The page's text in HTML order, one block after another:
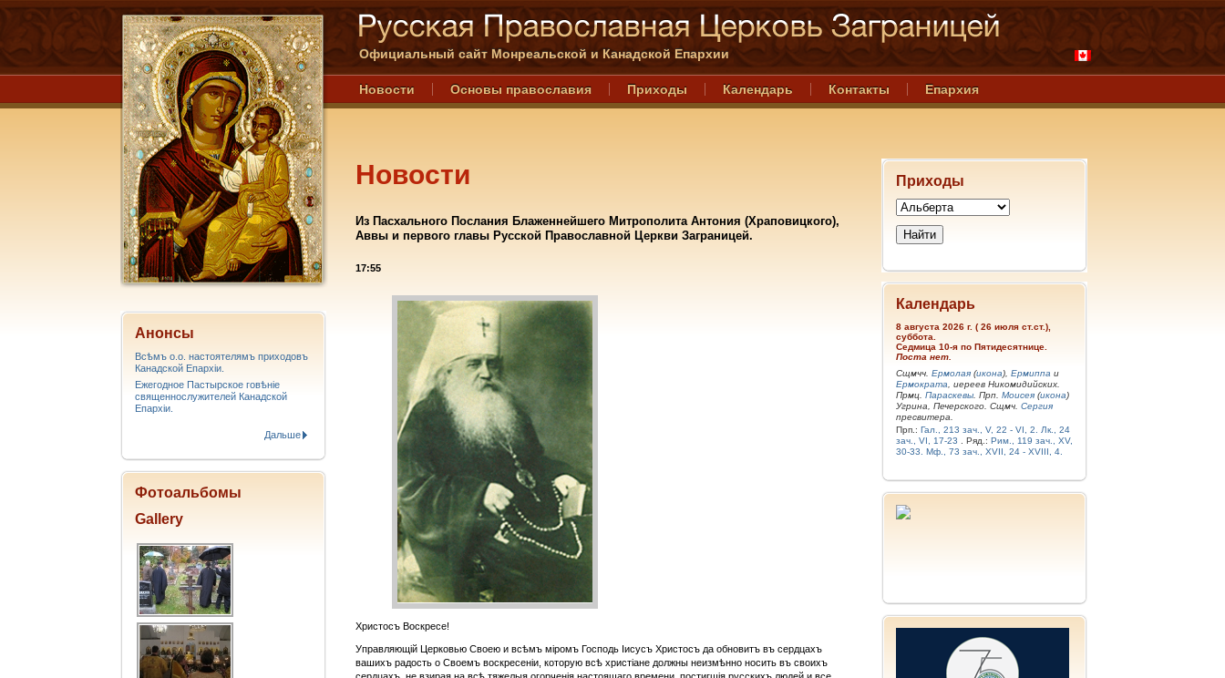
Официальный сайт Монреальской и Канадской Епархии
Новости Основы православия Приходы Календарь Контакты Епархия
Приходы
Календарь
8 августа 2026 г. ( 26 июля ст.ст.),
суббота.
Седмица 10-я по Пятидесятнице.
Поста нет.
Сщмчч. Ермолая (икона), Ермиппа и
Ермократа , иереев Никомидийских.
Прмц. Параскевы . Прп. Моисея (икона)
Угрина, Печерского. Сщмч. Сергия
пресвитера.
Прп.: Гал., 213 зач., V, 22 - VI, 2.
Лк., 24
зач., VI, 17-23
. Ряд.: Рим., 119 зач., XV,
30-33.
Мф., 73 зач., XVII, 24 - XVIII, 4.
Новости
Из Пасхального Послания Блаженнейшего Митрополита Антония (Храповицкого),
Аввы и первого главы Русской Православной Церкви Заграницей.
17:55
Христосъ Воскресе!
Управляющій Церковью Своею и всѣмъ міромъ Господь Іисусъ Xристосъ да обновитъ въ сердцахъ
вашихъ радость о Своемъ воскресеніи, которую всѣ христіане должны неизмѣнно носить въ своихъ
Анонсы
Всѣмъ о.о. настоятелямъ приходовъ
Канадской Епархiи.
Ежегодное Пастырское говѣніе
священнослужителей Канадской
Епархіи.
Дальше
Фотоальбомы
Gallery